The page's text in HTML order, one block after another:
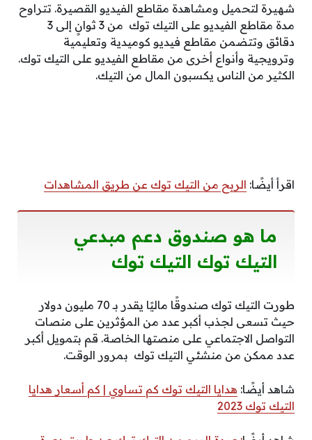
شهيرة لتحميل ومشاهدة مقاطع الفيديو القصيرة. تتراوح
مدة مقاطع الفيديو على التيك توك من 3 ثوانٍ إلى 3
دقائق وتتضمن مقاطع فيديو كوميدية وتعليمية
وترويجية وأنواع أخرى من مقاطع الفيديو على التيك توك.
الكثير من الناس يكسبون المال من التيك.
اقرأ أيضًا: الربح من التيك توك عن طريق المشاهدات
ما هو صندوق دعم مبدعي
التيك توك التيك توك
طورت التيك توك صندوقًا ماليًا يقدر بـ 70 مليون دولار
حيث تسعى لجذب أكبر عدد من المؤثرين على منصات
التواصل الاجتماعي على منصتها الخاصة. قم بتمويل أكبر
عدد ممكن من منشئي التيك توك بمرور الوقت.
شاهد أيضًا: هدايا التيك توك كم تساوي | كم أسعار هدايا
التيك توك 2023